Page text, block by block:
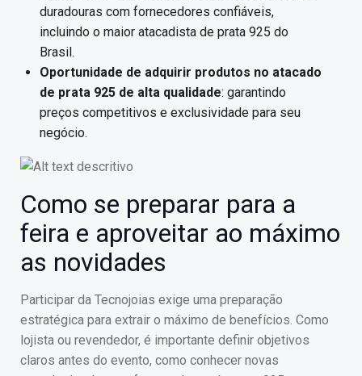
duradouras com fornecedores confiáveis,
incluindo o maior atacadista de prata 925 do
Brasil.
Oportunidade de adquirir produtos no atacado
de prata 925 de alta qualidade: garantindo
preços competitivos e exclusividade para seu
negócio.
Como se preparar para a
feira e aproveitar ao máximo
as novidades
Participar da Tecnojoias exige uma preparação
estratégica para extrair o máximo de benefícios. Como
lojista ou revendedor, é importante definir objetivos
claros antes do evento, como conhecer novas